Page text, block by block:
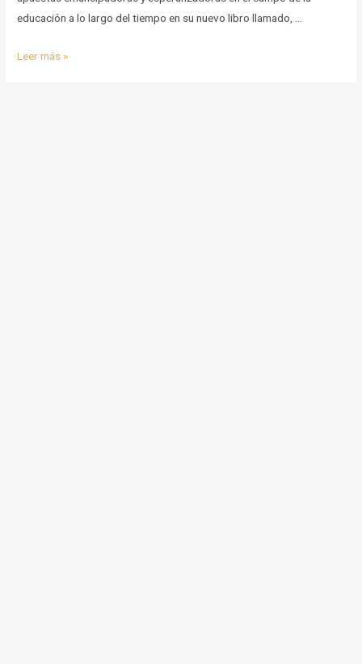
educación a lo largo del tiempo en su nuevo libro llamado, …
Capítulo
Leer más »